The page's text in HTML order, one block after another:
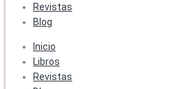
Revistas
Blog
Inicio
Libros
Revistas